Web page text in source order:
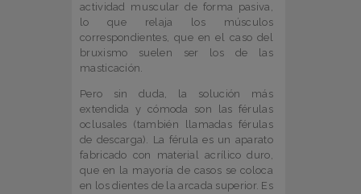
actividad muscular de forma pasiva,
lo que relaja los músculos
correspondientes, que en el caso del
bruxismo suelen ser los de las
masticación.
Pero sin duda, la solución más
extendida y cómoda son las férulas
oclusales (también llamadas férulas
de descarga). La férula es un aparato
fabricado con material acrílico duro,
que en la mayoría de casos se coloca
en los dientes de la arcada superior. Es